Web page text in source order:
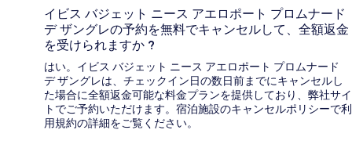
イビス バジェット ニース アエロポート プロムナード
デ ザングレの予約を無料でキャンセルして、全額返金
を受けられますか ?
はい。イビス バジェット ニース アエロポート プロムナード
デ ザングレは、チェックイン日の数日前までにキャンセルし
た場合に全額返金可能な料金プランを提供しており、弊社サイ
トでご予約いただけます。宿泊施設のキャンセルポリシーで利
用規約の詳細をご覧ください。